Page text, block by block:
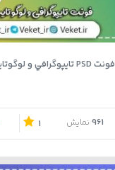
فونت PSD تايپوگرافي و لوگوتايپ مهر و ماه
961 نمایش 1